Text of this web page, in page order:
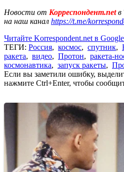
Новости от Корреспондент.netв
на наш канал https://t.me/
Читайте Korrespondent.net в
ТЕГИ: Россия, космос, спутник,
ракета, видео, Протон, ракета-
космонавтика, запуск ракеты,
Если вы заметили ошибку,
нажмите Ctrl+Enter, чтобы